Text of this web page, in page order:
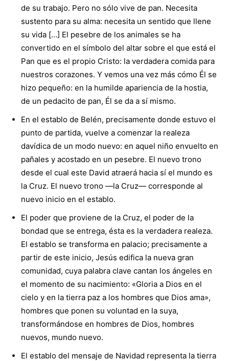
de su trabajo. Pero no sólo vive de pan. Necesita
sustento para su alma: necesita un sentido que llene
su vida […] El pesebre de los animales se ha
convertido en el símbolo del altar sobre el que está el
Pan que es el propio Cristo: la verdadera comida para
nuestros corazones. Y vemos una vez más cómo Él se
hizo pequeño: en la humilde apariencia de la hostia,
de un pedacito de pan, Él se da a sí mismo.
En el establo de Belén, precisamente donde estuvo el
punto de partida, vuelve a comenzar la realeza
davídica de un modo nuevo: en aquel niño envuelto en
pañales y acostado en un pesebre. El nuevo trono
desde el cual este David atraerá hacia sí el mundo es
la Cruz. El nuevo trono —la Cruz— corresponde al
nuevo inicio en el establo.
El poder que proviene de la Cruz, el poder de la
bondad que se entrega, ésta es la verdadera realeza.
El establo se transforma en palacio; precisamente a
partir de este inicio, Jesús edifica la nueva gran
comunidad, cuya palabra clave cantan los ángeles en
el momento de su nacimiento: «Gloria a Dios en el
cielo y en la tierra paz a los hombres que Dios ama»,
hombres que ponen su voluntad en la suya,
transformándose en hombres de Dios, hombres
nuevos, mundo nuevo.
El establo del mensaje de Navidad representa la tierra